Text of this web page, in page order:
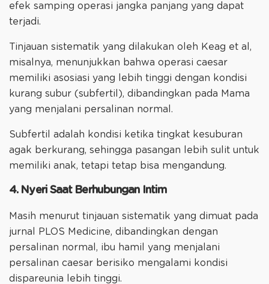
efek samping operasi jangka panjang yang dapat
terjadi.
Tinjauan sistematik yang dilakukan oleh Keag et al,
misalnya, menunjukkan bahwa operasi caesar
memiliki asosiasi yang lebih tinggi dengan kondisi
kurang subur (subfertil), dibandingkan pada Mama
yang menjalani persalinan normal.
Subfertil adalah kondisi ketika tingkat kesuburan
agak berkurang, sehingga pasangan lebih sulit untuk
memiliki anak, tetapi tetap bisa mengandung.
4. Nyeri Saat Berhubungan Intim
Masih menurut tinjauan sistematik yang dimuat pada
jurnal PLOS Medicine, dibandingkan dengan
persalinan normal, ibu hamil yang menjalani
persalinan caesar berisiko mengalami kondisi
dispareunia lebih tinggi.